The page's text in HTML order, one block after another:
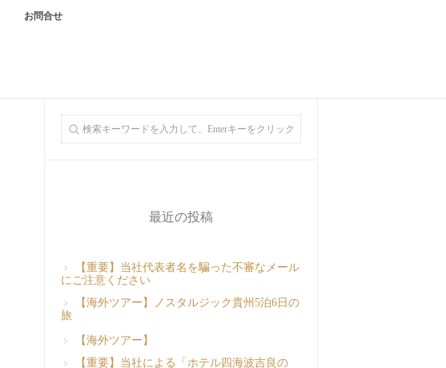
お問合せ
最近の投稿
【重要】当社代表者名を騙った不審なメール
にご注意ください
【海外ツアー】ノスタルジック貴州5泊6日の
旅
【海外ツアー】
【重要】当社による「ホテル四海波吉良の